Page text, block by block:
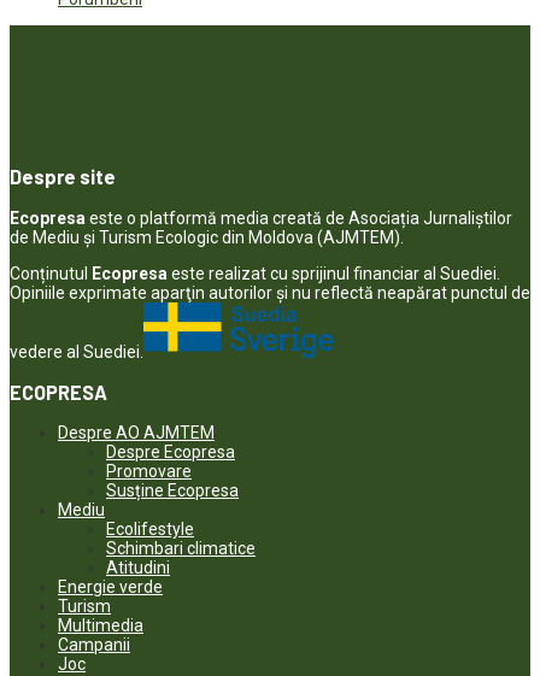
Despre site
Ecopresa este o platformă media creată de Asociația Jurnaliștilor
de Mediu și Turism Ecologic din Moldova (AJMTEM).
Conținutul Ecopresa este realizat cu sprijinul financiar al Suediei.
Opiniile exprimate aparţin autorilor şi nu reflectă neapărat punctul de
vedere al Suediei.
ECOPRESA
Despre AO AJMTEM
Despre Ecopresa
Promovare
Susține Ecopresa
Mediu
Ecolifestyle
Schimbari climatice
Atitudini
Energie verde
Turism
Multimedia
Campanii
Joc